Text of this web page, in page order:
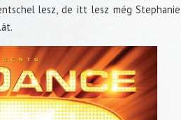
lesz, de itt lesz még Stephanie